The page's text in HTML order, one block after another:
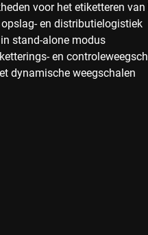
voor het etiketteren
en distributielogistiek
stand-alone modus
en
dynamische weegschalen